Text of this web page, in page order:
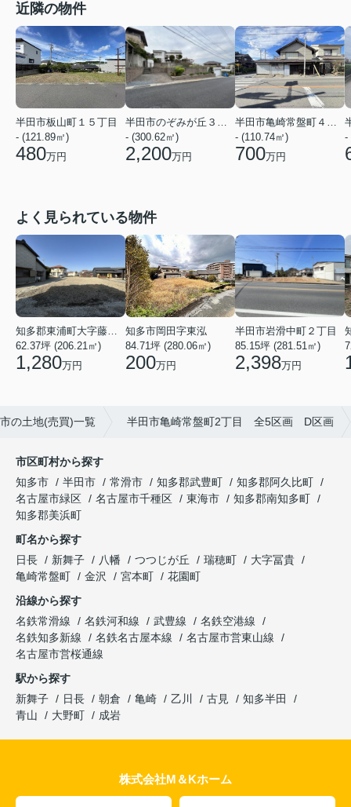
近隣の物件
半田市板山町１５丁目
- (121.89㎡)
480万円
半田市のぞみが丘３丁目
- (300.62㎡)
2,200万円
- (110.74㎡)
700万円
-
よく見られている物件
知多郡東浦町大字藤江字上廻間
62.37坪 (206.21㎡)
1,280万円
知多市岡田字東泓
84.71坪 (280.06㎡)
200万円
半田市岩滑中町２丁目
85.15坪 (281.51㎡)
2,398万円
の土地(売買)一覧 半田市亀崎常盤町2丁目 全5区画 D区画
市区町村から探す
知多市
半田市 常滑市 知多郡武豊町
知多郡阿久比町
名古屋市緑区
名古屋市千種区 東海市
知多郡南知多町
知多郡美浜町
町名から探す
日長
新舞子 八幡 つつじが丘 瑞穂町
大字冨貴
亀崎常盤町
金沢 宮本町
花園町
沿線から探す
名鉄常滑線
名鉄河和線 武豊線
名鉄空港線
名鉄知多新線
名鉄名古屋本線
名古屋市営東山線
名古屋市営桜通線
駅から探す
新舞子
日長 朝倉 亀崎 乙川 古見
知多半田
青山
大野町 成岩
株式会社M＆Kホーム